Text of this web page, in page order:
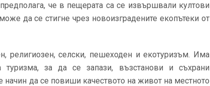
че в пещерата са се извършвали култови
да се стигне чрез новоизградените екопътеки от
религиозен, селски, пешеходен и екотуризъм. Има
туризма, за да се запази, възстанови и съхрани
начин да се повиши качеството на живот на местното